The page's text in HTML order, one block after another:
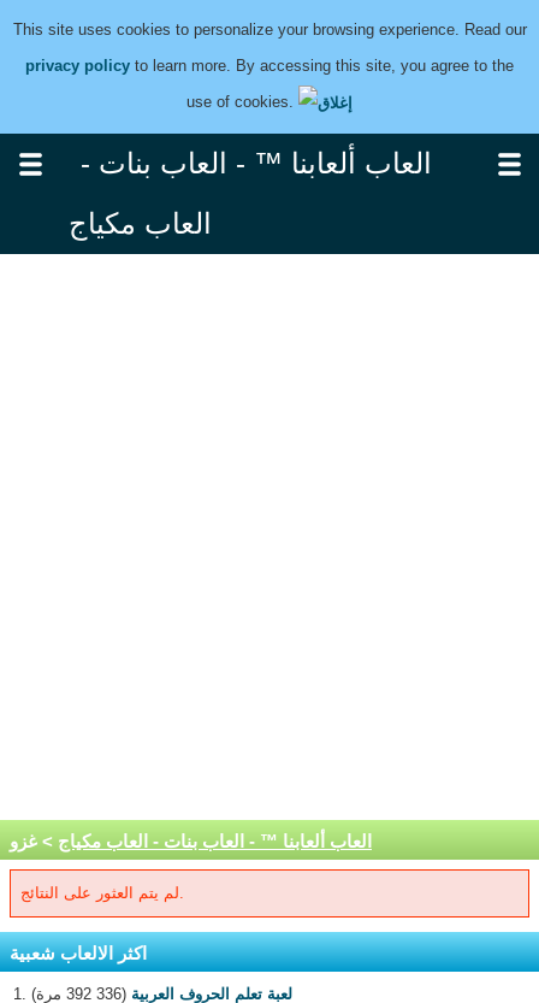
This site uses cookies to personalize your browsing experience. Read our
privacy policy to learn more. By accessing this site, you agree to the
use of cookies.
العاب ألعابنا ™ - العاب بنات -
العاب مكياج
العاب ألعابنا ™ - العاب بنات - العاب مكياج > غزو
اكثر الالعاب شعبية
لعبة تعلم الحروف العربية (336 392 مرة)